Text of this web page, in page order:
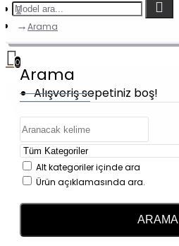
0
Alışveriş sepetiniz boş!
Arama
Arama
Alt kategoriler içinde ara
Ürün açıklamasında ara.
ARAMA